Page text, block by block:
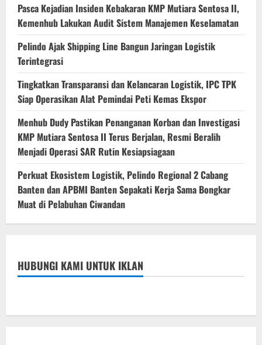
Pasca Kejadian Insiden Kebakaran KMP Mutiara Sentosa II,
Kemenhub Lakukan Audit Sistem Manajemen Keselamatan
Pelindo Ajak Shipping Line Bangun Jaringan Logistik
Terintegrasi
Tingkatkan Transparansi dan Kelancaran Logistik, IPC TPK
Siap Operasikan Alat Pemindai Peti Kemas Ekspor
Menhub Dudy Pastikan Penanganan Korban dan Investigasi
KMP Mutiara Sentosa II Terus Berjalan, Resmi Beralih
Menjadi Operasi SAR Rutin Kesiapsiagaan
Perkuat Ekosistem Logistik, Pelindo Regional 2 Cabang
Banten dan APBMI Banten Sepakati Kerja Sama Bongkar
Muat di Pelabuhan Ciwandan
HUBUNGI KAMI UNTUK IKLAN